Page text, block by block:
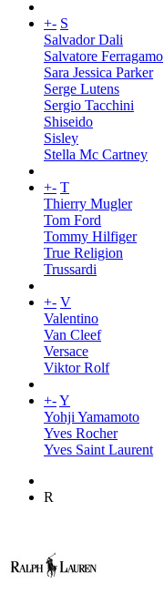
+- S
Salvador Dali
Salvatore Ferragamo
Sara Jessica Parker
Serge Lutens
Sergio Tacchini
Shiseido
Sisley
Stella Mc Cartney
+- T
Thierry Mugler
Tom Ford
Tommy Hilfiger
True Religion
Trussardi
+- V
Valentino
Van Cleef
Versace
Viktor Rolf
+-Y
Yohji Yamamoto
Yves Rocher
Yves Saint Laurent
R